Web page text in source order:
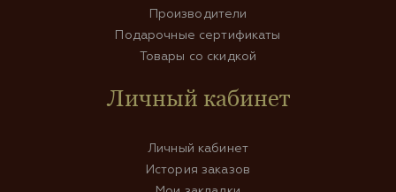
Производители
Подарочные сертификаты
Товары со скидкой
Личный кабинет
Личный кабинет
История заказов